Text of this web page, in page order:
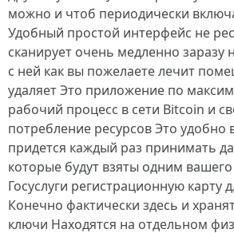
можно и чтоб периодически
Удобный простой интерфейс не
сканирует очень медленно заразу
с ней как вы пожелаете лечит
удаляет Это приложение по
рабочий процесс в сети Bitcoin и
потребление ресурсов Это удобно
придется каждый раз принимать
которые будут взяты одним
Госуслуги регистрационную карту
Конечно фактически здесь и
ключи Находятся на отдельном